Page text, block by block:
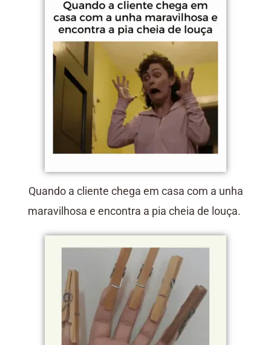
Quando a cliente chega em casa com a unha
maravilhosa e encontra a pia cheia de louça.